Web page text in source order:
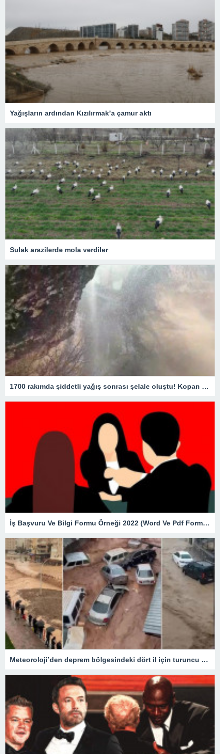
Yağışların ardından Kızılırmak’a çamur aktı
Sulak arazilerde mola verdiler
1700 rakımda şiddetli yağış sonrası şelale oluştu! Kopan kaya parçaları yola savruldu
İş Başvuru Ve Bilgi Formu Örneği 2022 (Word Ve Pdf Formatında)
Meteoroloji’den deprem bölgesindeki dört il için turuncu kod alarmı